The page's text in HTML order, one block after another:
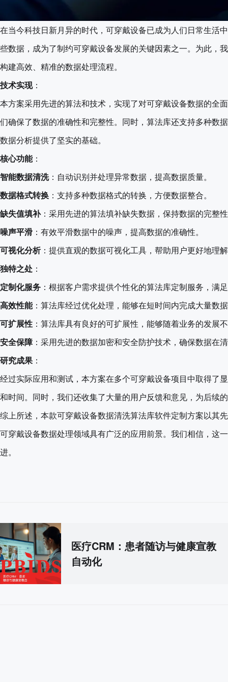
在当今科技日新月异的时代，可穿戴设备已成为人们日常生活
些数据，成为了制约可穿戴设备发展的关键因素之一。为此，
构建高效、精准的数据处理流程。
技术实现：
本方案采用先进的算法和技术，实现了对可穿戴设备数据的全
们确保了数据的准确性和完整性。同时，算法库还支持多种数
数据分析提供了坚实的基础。
核心功能：
智能数据清洗：自动识别并处理异常数据，提高数据质量。
数据格式转换 ：支持多种数据格式的转换，方便数据整合。
缺失值填补：采用先进的算法填补缺失数据，保持数据的完整
噪声平滑 ：有效平滑数据中的噪声，提高数据的准确性。
可视化分析：提供直观的数据可视化工具，帮助用户更好地理
独特之处 ：
定制化服务 ：根据客户需求提供个性化的算法库定制服务，满
高效性能：算法库经过优化处理，能够在短时间内完成大量数
可扩展性 ：算法库具有良好的可扩展性，能够随着业务的发展
安全保障：采用先进的数据加密和安全防护技术，确保数据在
研究成果 ：
经过实际应用和测试，本方案在多个可穿戴设备项目中取得了
和时间。同时，我们还收集了大量的用户反馈和意见，为后续
综上所述，本款可穿戴设备数据清洗算法库软件定制方案以其
可穿戴设备数据处理领域具有广泛的应用前景。我们相信，这
进。
医疗CRM：患者随访与健康宣教
自动化